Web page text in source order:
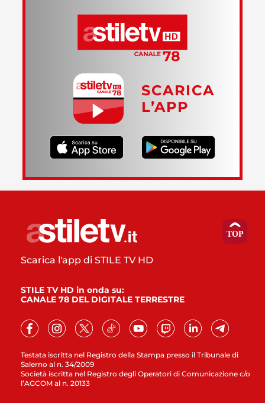
SCARICA
L’APP
Testata iscritta nel Registro della Stampa presso il Tribunale di
Salerno al n. 34/2009
Società iscritta nel Registro degli Operatori di Comunicazione c/o
l’AGCOM al n. 20133
Scarica l'app di STILE TV HD
STILE TV HD in onda su:
CANALE 78 DEL DIGITALE TERRESTRE